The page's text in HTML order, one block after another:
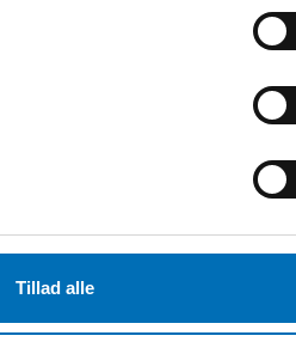
Tillad alle